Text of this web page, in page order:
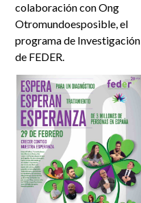
colaboración con Ong
Otromundoesposible, el
programa de Investigación
de FEDER.